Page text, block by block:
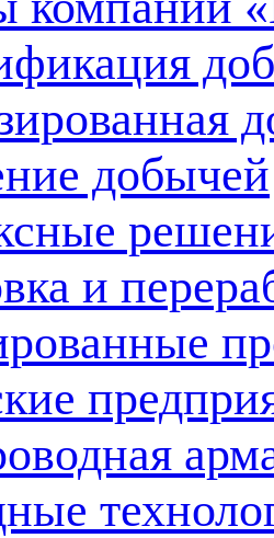
добычей
и